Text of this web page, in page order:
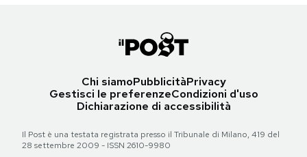
Chi siamoPubblicitàPrivacy
Gestisci le preferenzeCondizioni d'uso
Dichiarazione di accessibilità
Il Post è una testata registrata presso il Tribunale di Milano, 419 del
28 settembre 2009 - ISSN 2610-9980